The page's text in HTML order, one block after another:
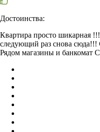
Достоинства:
Квартира просто шикарная
следующий раз снова
Рядом магазины и банкомат